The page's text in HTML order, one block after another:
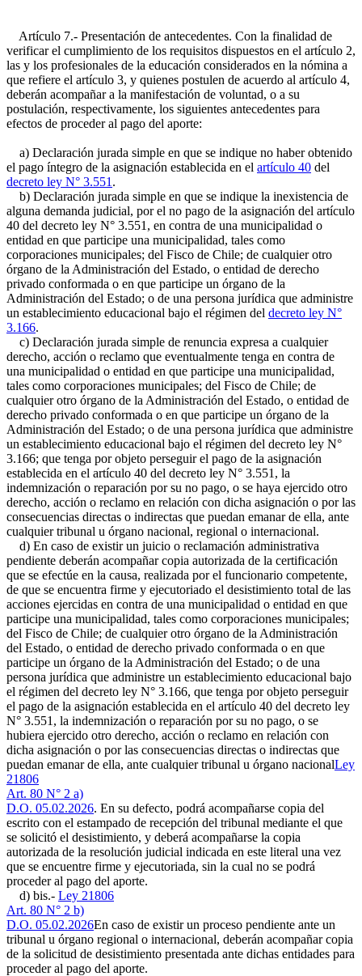
Artículo 7.- Presentación de antecedentes. Con la finalidad de
verificar el cumplimiento de los requisitos dispuestos en el artículo 2,
las y los profesionales de la educación considerados en la nómina a
que refiere el artículo 3, y quienes postulen de acuerdo al artículo 4,
deberán acompañar a la manifestación de voluntad, o a su
postulación, respectivamente, los siguientes antecedentes para
efectos de proceder al pago del aporte:
a) Declaración jurada simple en que se indique no haber obtenido
el pago íntegro de la asignación establecida en el artículo 40 del
decreto ley N° 3.551 .
b) Declaración jurada simple en que se indique la inexistencia de
alguna demanda judicial, por el no pago de la asignación del artículo
40 del decreto ley N° 3.551, en contra de una municipalidad o
entidad en que participe una municipalidad, tales como
corporaciones municipales; del Fisco de Chile; de cualquier otro
órgano de la Administración del Estado, o entidad de derecho
privado conformada o en que participe un órgano de la
Administración del Estado; o de una persona jurídica que administre
un establecimiento educacional bajo el régimen del decreto ley N°
3.166.
c) Declaración jurada simple de renuncia expresa a cualquier
derecho, acción o reclamo que eventualmente tenga en contra de
una municipalidad o entidad en que participe una municipalidad,
tales como corporaciones municipales; del Fisco de Chile; de
cualquier otro órgano de la Administración del Estado, o entidad de
derecho privado conformada o en que participe un órgano de la
Administración del Estado; o de una persona jurídica que administre
un establecimiento educacional bajo el régimen del decreto ley N°
3.166; que tenga por objeto perseguir el pago de la asignación
establecida en el artículo 40 del decreto ley N° 3.551, la
indemnización o reparación por su no pago, o se haya ejercido otro
derecho, acción o reclamo en relación con dicha asignación o por las
consecuencias directas o indirectas que puedan emanar de ella, ante
cualquier tribunal u órgano nacional, regional o internacional.
d) En caso de existir un juicio o reclamación administrativa
pendiente deberán acompañar copia autorizada de la certificación
que se efectúe en la causa, realizada por el funcionario competente,
de que se encuentra firme y ejecutoriado el desistimiento total de las
acciones ejercidas en contra de una municipalidad o entidad en que
participe una municipalidad, tales como corporaciones municipales;
del Fisco de Chile; de cualquier otro órgano de la Administración
del Estado, o entidad de derecho privado conformada o en que
participe un órgano de la Administración del Estado; o de una
persona jurídica que administre un establecimiento educacional bajo
el régimen del decreto ley N° 3.166, que tenga por objeto perseguir
el pago de la asignación establecida en el artículo 40 del decreto ley
N° 3.551, la indemnización o reparación por su no pago, o se
hubiera ejercido otro derecho, acción o reclamo en relación con
dicha asignación o por las consecuencias directas o indirectas que
puedan emanar de ella, ante cualquier tribunal u órgano nacionalLey
21806
Art. 80 N° 2 a)
D.O. 05.02.2026. En su defecto, podrá acompañarse copia del
escrito con el estampado de recepción del tribunal mediante el que
se solicitó el desistimiento, y deberá acompañarse la copia
autorizada de la resolución judicial indicada en este literal una vez
que se encuentre firme y ejecutoriada, sin la cual no se podrá
proceder al pago del aporte.
d) bis.- Ley 21806
Art. 80 N° 2 b)
D.O. 05.02.2026En caso de existir un proceso pendiente ante un
tribunal u órgano regional o internacional, deberán acompañar copia
de la solicitud de desistimiento presentada ante dichas entidades para
proceder al pago del aporte.